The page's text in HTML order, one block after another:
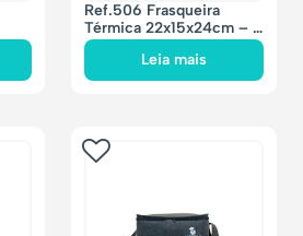
Ref.506 Frasqueira
Térmica 22x15x24cm – 8
litros
Leia mais